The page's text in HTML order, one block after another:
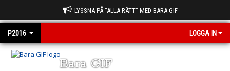
LYSSNA PÅ "ALLA RÄTT" MED BARA GIF
P2016 LOGGA IN
Bara GIF